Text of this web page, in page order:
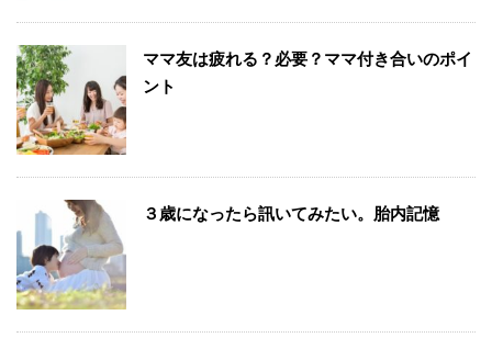
ママ友は疲れる？必要？ママ付き合いのポイ
ント
３歳になったら訊いてみたい。胎内記憶